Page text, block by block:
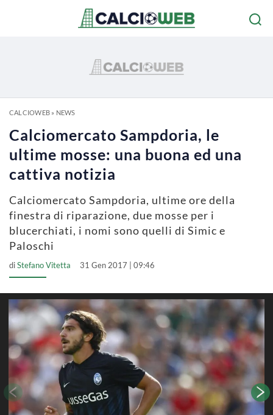
CALCIOWEB» NEWS
Calciomercato Sampdoria, le
ultime mosse: una buona ed una
cattiva notizia
Calciomercato Sampdoria, ultime ore della
finestra di riparazione, due mosse per i
blucerchiati, i nomi sono quelli di Simic e
Paloschi
diStefano Vitetta 31 Gen 2017 | 09:46